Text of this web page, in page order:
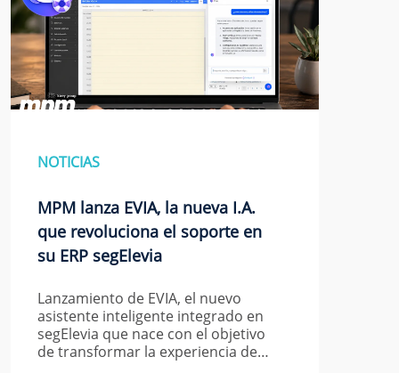
NOTICIAS
MPM lanza EVIA, la nueva I.A.
que revoluciona el soporte en
su ERP segElevia
Lanzamiento de EVIA, el nuevo
asistente inteligente integrado en
segElevia que nace con el objetivo
de transformar la experiencia de…